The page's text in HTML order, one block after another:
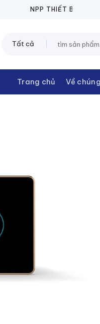
NPP THIẾT BỊ ĐIỆN
kiếm:
Trang chủ Về